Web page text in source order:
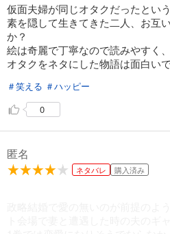
仮面夫婦が同じオタクだったとい
素を隠して生きてきた二人、お互
か？
絵は奇麗で丁寧なので読みやすく
オタクをネタにした物語は面白いで
＃笑える ＃ハッピー
0
匿名
ネタバレ 購入済み